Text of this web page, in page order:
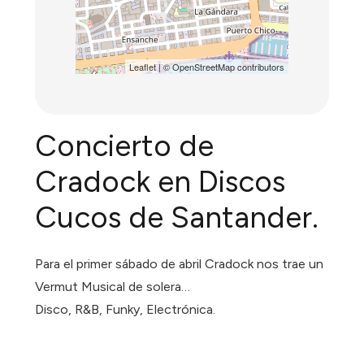
Leaflet| ©OpenStreetMapcontributors
Concierto de
Cradock en Discos
Cucos de Santander.
Para el primer sábado de abril Cradock nos trae un
Vermut Musical de solera…
Disco, R&B, Funky, Electrónica.